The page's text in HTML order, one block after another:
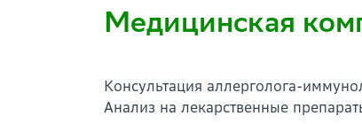
Медицинская
Консультация аллерголога-
Анализ на лекарственные